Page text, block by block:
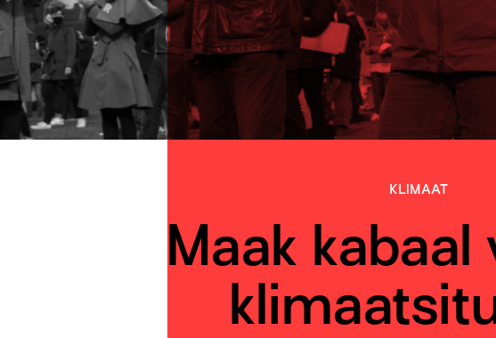
KLIMAAT
Maak kabaal